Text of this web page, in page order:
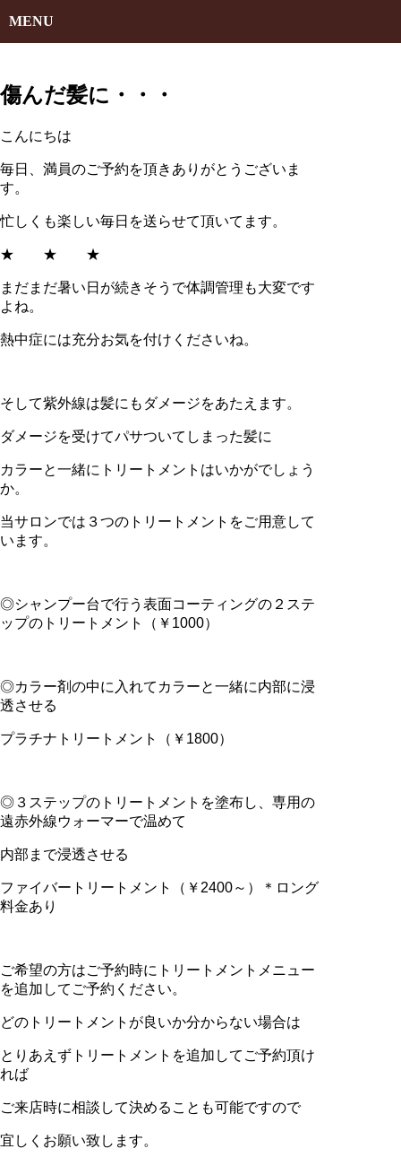
MENU
傷んだ髪に・・・
こんにちは
毎日、満員のご予約を頂きありがとうございま
す。
忙しくも楽しい毎日を送らせて頂いてます。
★ ★ ★
まだまだ暑い日が続きそうで体調管理も大変です
よね。
熱中症には充分お気を付けくださいね。
そして紫外線は髪にもダメージをあたえます。
ダメージを受けてパサついてしまった髪に
カラーと一緒にトリートメントはいかがでしょう
か。
当サロンでは３つのトリートメントをご用意して
います。
◎シャンプー台で行う表面コーティングの２ステ
ップのトリートメント（￥1000）
◎カラー剤の中に入れてカラーと一緒に内部に浸
透させる
プラチナトリートメント（￥1800）
◎３ステップのトリートメントを塗布し、専用の
遠赤外線ウォーマーで温めて
内部まで浸透させる
ファイバートリートメント（￥2400～）＊ロング
料金あり
ご希望の方はご予約時にトリートメントメニュー
を追加してご予約ください。
どのトリートメントが良いか分からない場合は
とりあえずトリートメントを追加してご予約頂け
れば
ご来店時に相談して決めることも可能ですので
宜しくお願い致します。